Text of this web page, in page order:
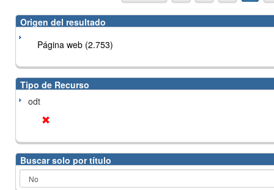
Origen del resultado
Página web (2.753)
Tipo de Recurso
odt
Buscar solo por título